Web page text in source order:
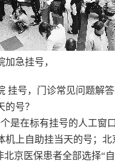
急挂号，
挂号，门诊常见问题解
的号？
是在标有挂号的人工窗
机上自助挂当天的号；北
北京医保患者全部选择“